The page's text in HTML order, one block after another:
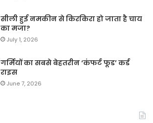
सीली हुई नमकीन से किरकिरा हो जाता है चाय
का मजा?
July 1, 2026
गर्मियों का सबसे बेहतरीन ‘कंफर्ट फूड’ कर्ड
राइस
June 7, 2026